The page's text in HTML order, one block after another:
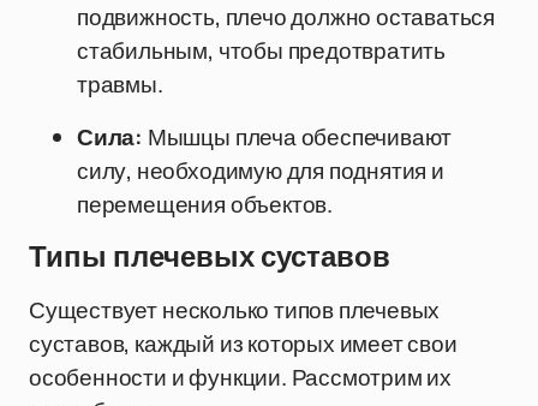
подвижность, плечо должно оставаться
стабильным, чтобы предотвратить
травмы.
Сила: Мышцы плеча обеспечивают
силу, необходимую для поднятия и
перемещения объектов.
Типы плечевых суставов
Существует несколько типов плечевых
суставов, каждый из которых имеет свои
особенности и функции. Рассмотрим их